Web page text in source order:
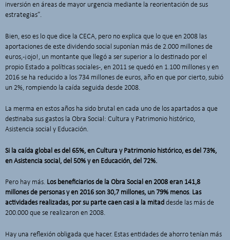
inversión en áreas de mayor urgencia mediante la reorientación de sus
estrategias”.
Bien, eso es lo que dice la CECA, pero no explica que lo que en 2008 las
aportaciones de este dividendo social suponían más de 2.000 millones de
euros, -¡ojo!, un montante que llegó a ser superior a lo destinado por el
propio Estado a políticas sociales-, en 2011 se quedó en 1.100 millones y en
2016 se ha reducido a los 734 millones de euros, año en que por cierto, subió
un 2%, rompiendo la caída seguida desde 2008.
La merma en estos años ha sido brutal en cada uno de los apartados a que
destinaba sus gastos la Obra Social: Cultura y Patrimonio histórico,
Asistencia social y Educación.
Si la caída global es del 65%, en Cultura y Patrimonio histórico, es del 73%,
en Asistencia social, del 50% y en Educación, del 72%.
Pero hay más. Los beneficiarios de la Obra Social en 2008 eran 141,8
millones de personas y en 2016 son 30,7 millones, un 79% menos. Las
actividades realizadas, por su parte caen casi a la mitad desde las más de
200.000 que se realizaron en 2008.
Hay una reflexión obligada que hacer. Estas entidades de ahorro tenían más